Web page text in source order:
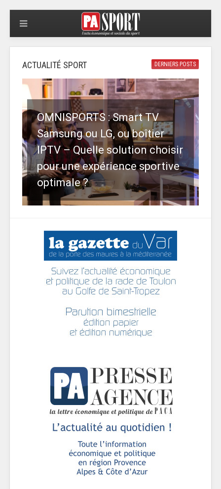
DERNIERS POSTS
ACTUALITÉ SPORT
OMNISPORTS : Smart TV
Samsung ou LG, ou boîtier
IPTV – Quelle solution choisir
pour une expérience sportive
optimale ?